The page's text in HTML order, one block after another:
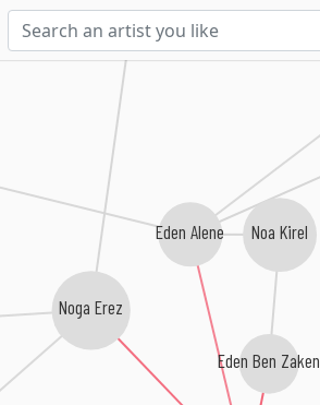
Eden Ben Zaken
Noga Erez
Eden Alene Noa Kirel